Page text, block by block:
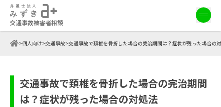
交通事故被害者相談
>個人向け>交通事故>交通事故で頚椎を骨折した場合の完治期間は？症状が残った場合の
交通事故で頚椎を骨折した場合の完治期間
は？症状が残った場合の対処法